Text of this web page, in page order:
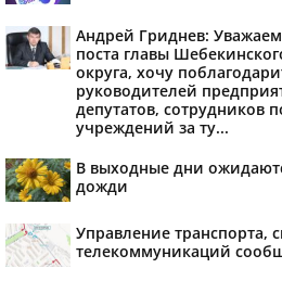
Андрей Гриднев:
поста главы
округа, хочу
руководителей
депутатов, сотрудников
учреждений за ту...
В выходные дни
дожди
Управление транспорта,
телекоммуникаций